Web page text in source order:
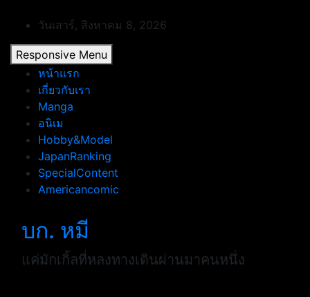
content
วันเสาร์, สิงหาคม 8, 2026
Responsive Menu
หน้าแรก
เกี่ยวกับเรา
Manga
อนิเม
Hobby&Model
JapanRanking
SpecialContent
Americancomic
บก. หมี
แค่มักเกิ้ลที่หลงทางเดินผ่านมาคนหนึ่ง